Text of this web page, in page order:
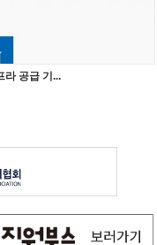
라 공급 기...